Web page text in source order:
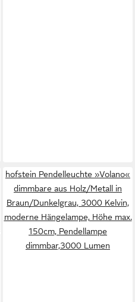
hofstein Pendelleuchte »Volano«
dimmbare aus Holz/Metall in
Braun/Dunkelgrau, 3000 Kelvin,
moderne Hängelampe, Höhe max.
150cm, Pendellampe
dimmbar,3000 Lumen